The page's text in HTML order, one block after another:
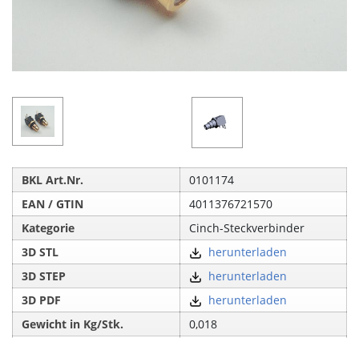
BKL Art.Nr.
0101174
EAN / GTIN
4011376721570
Kategorie
Cinch-Steckverbinder
3D STL
herunterladen
3D STEP
herunterladen
3D PDF
herunterladen
Gewicht in Kg/Stk.
0,018